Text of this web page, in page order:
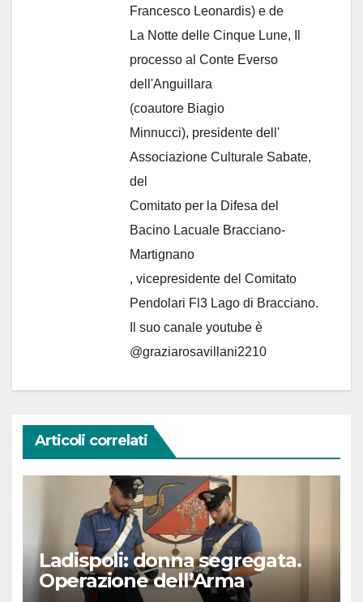
Francesco Leonardis) e de
La Notte delle Cinque Lune, Il
processo al Conte Everso
dell'Anguillara
(coautore Biagio
Minnucci), presidente dell'
Associazione Culturale Sabate,
del
Comitato per la Difesa del
Bacino Lacuale Bracciano-
Martignano
, vicepresidente del Comitato
Pendolari Fl3 Lago di Bracciano.
Il suo canale youtube è
@graziarosavillani2210
Articoli correlati
Ladispoli: donna segregata.
Operazione dell’Arma